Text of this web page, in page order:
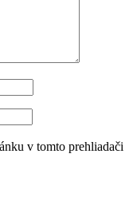
v tomto prehliadači